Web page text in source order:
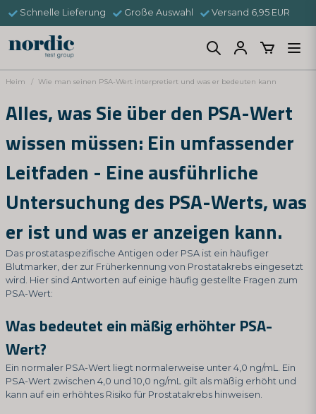
Schnelle Lieferung Große Auswahl Versand 6,95 EUR
Heim Wie man seinen PSA-Wert interpretiert und was er bedeuten kann
Alles, was Sie über den PSA-Wert
wissen müssen: Ein umfassender
Leitfaden - Eine ausführliche
Untersuchung des PSA-Werts, was
er ist und was er anzeigen kann.
Das prostataspezifische Antigen oder PSA ist ein häufiger
Blutmarker, der zur Früherkennung von Prostatakrebs eingesetzt
wird. Hier sind Antworten auf einige häufig gestellte Fragen zum
PSA-Wert:
Was bedeutet ein mäßig erhöhter PSA-
Wert?
Ein normaler PSA-Wert liegt normalerweise unter 4,0 ng/mL. Ein
PSA-Wert zwischen 4,0 und 10,0 ng/mL gilt als mäßig erhöht und
kann auf ein erhöhtes Risiko für Prostatakrebs hinweisen.